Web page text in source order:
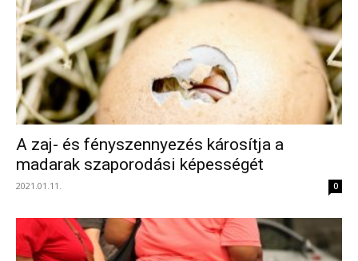
A zaj- és fényszennyezés károsítja a
madarak szaporodási képességét
2021.01.11. 0